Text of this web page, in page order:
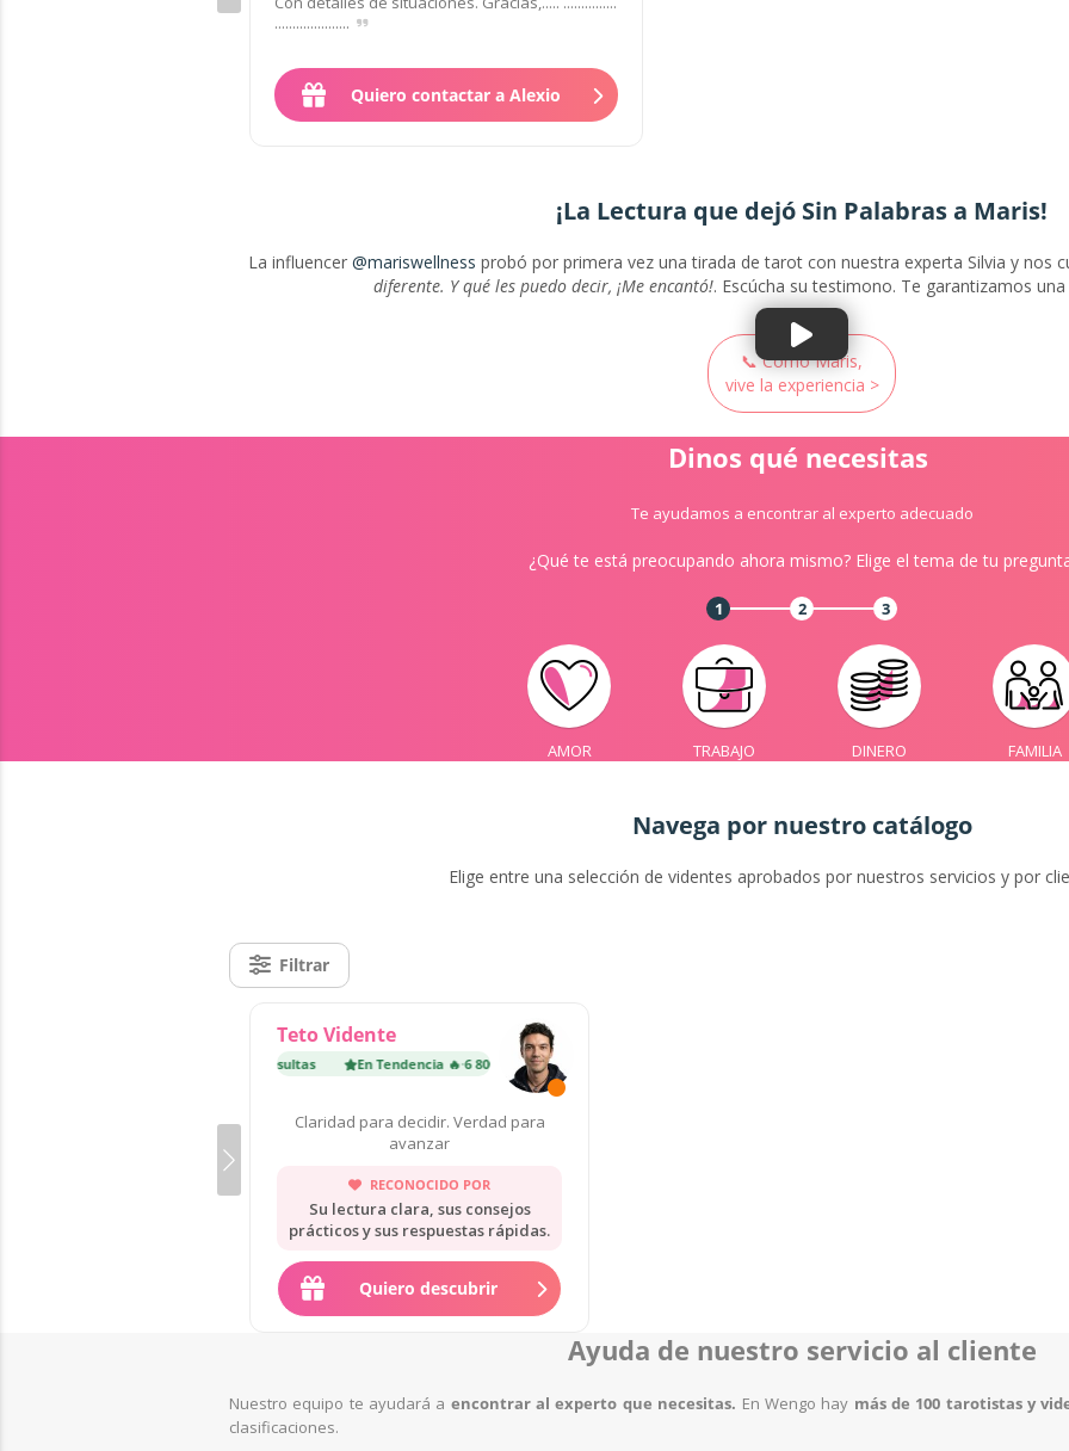
.....................
Quiero contactar a Alexio
¡La Lectura que dejó Sin Palabras a Maris!
La influencer @mariswellness probó por primera vez una tirada de tarot con nuestra experta Silvia y nos
diferente. Y qué les puedo decir, ¡Me encantó!. Escúcha su testimono. Te garantizamos
📞 Como Maris,
vive la experiencia >
Dinos qué necesitas
Te ayudamos a encontrar al experto adecuado
¿Qué te está preocupando ahora mismo? Elige el tema de tu
1 2 3
AMOR TRABAJO DINERO FAMILIA
Navega por nuestro catálogo
Elige entre una selección de videntes aprobados por nuestros servicios y por
Filtrar
Teto Vidente
6 800 consultas En Tendencia 🔥·6 800 consultas
Claridad para decidir. Verdad para
avanzar
RECONOCIDO POR
Su lectura clara, sus consejos
prácticos y sus respuestas rápidas.
Quiero descubrir
Ayuda de nuestro servicio al cliente
Nuestro equipo te ayudará a encontrar al experto que necesitas. En Wengo hay más de 100 tarotistas y
clasificaciones.